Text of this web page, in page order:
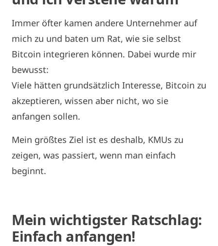
Immer öfter kamen andere Unternehmer auf
mich zu und baten um Rat, wie sie selbst
Bitcoin integrieren können. Dabei wurde mir
bewusst:
Viele hätten grundsätzlich Interesse, Bitcoin zu
akzeptieren, wissen aber nicht, wo sie
anfangen sollen.
Mein größtes Ziel ist es deshalb, KMUs zu
zeigen, was passiert, wenn man einfach
beginnt.
Mein wichtigster Ratschlag:
Einfach anfangen!